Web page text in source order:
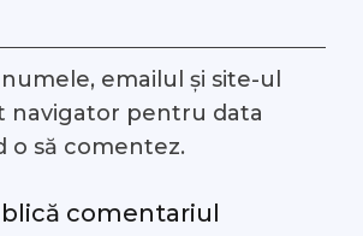
emailul și site-ul
navigator pentru data
o să comentez.